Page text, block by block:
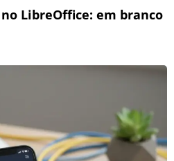
LibreOffice: em branco